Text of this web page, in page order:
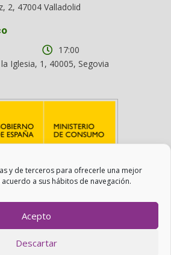
y de terceros para ofrecerle una mejor
a sus hábitos de navegación.
Acepto
Descartar
2, 47004 Valladolid
17:00
Iglesia, 1, 40005, Segovia
de Consumo. Su contenido es
de la asociación.